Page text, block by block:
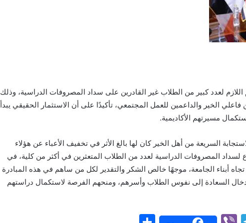
لعدد كبير من الطلاب غير القادرين على سداد المصروفات الدراسية، وذلك
الخير والداعمين للعمل المجتمعي، تأكيدًا على أن الاستثمار الحقيقي يبدأ
مسيرتهم الأكاديمية.
السريعة من أهل الخير كان لها بالغ الأثر في تخفيف الأعباء عن هؤلاء
لسداد المصروفات الدراسية لعدد من الطلاب المتعثرين في أكثر من كلية، في
أبناء الجامعة، موجهًا خالص الشكر والتقدير لكل من ساهم في هذه المبادرة
إدخال السعادة إلى نفوس الطلاب وأسرهم، ومنحهم الفرصة لاستكمال دراستهم